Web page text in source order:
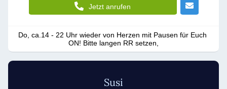
Jetzt anrufen
Do, ca.14 - 22 Uhr wieder von Herzen mit Pausen für Euch
ON! Bitte langen RR setzen,
Susi